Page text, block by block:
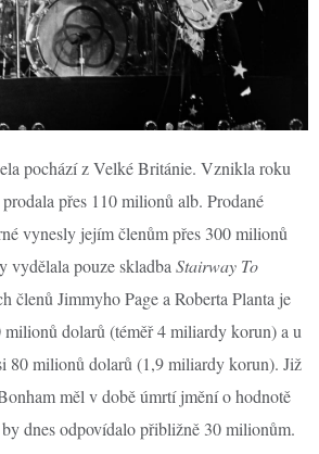
pochází z Velké Británie. Vznikla roku
přes 110 milionů alb. Prodané
vynesly jejím členům přes 300 milionů
vydělala pouze skladba Stairway To
členů Jimmyho Page a Roberta Planta je
milionů dolarů (téměř 4 miliardy korun) a u
80 milionů dolarů (1,9 miliardy korun). Již
měl v době úmrtí jmění o hodnotě
dnes odpovídalo přibližně 30 milionům.